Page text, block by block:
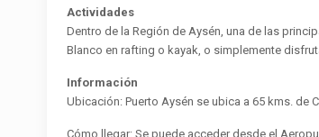
Actividades
Dentro de la Región de Aysén, una de las
Blanco en rafting o kayak, o simplemente
Información
Ubicación: Puerto Aysén se ubica a 65 kms. de
Cómo llegar: Se puede acceder desde el